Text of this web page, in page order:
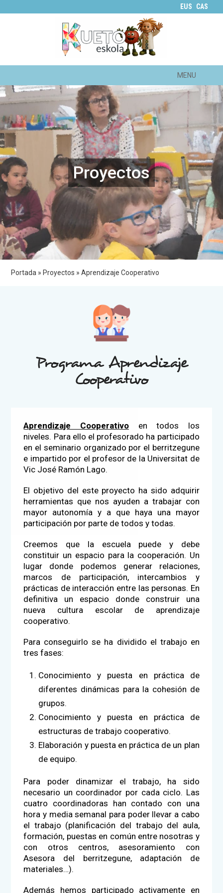
EUS CAS
MENU
Proyectos
Portada » Proyectos »Aprendizaje Cooperativo
Programa Aprendizaje
Cooperativo
Aprendizaje Cooperativoen todos los
niveles. Para ello el profesorado ha participado
en el seminario organizado por el berritzegune
e impartido por el profesor de la Universitat de
Vic José Ramón Lago.
El objetivo del este proyecto ha sido adquirir
herramientas que nos ayuden a trabajar con
mayor autonomía y a que haya una mayor
participación por parte de todos y todas.
Creemos que la escuela puede y debe
constituir un espacio para la cooperación. Un
lugar donde podemos generar relaciones,
marcos de participación, intercambios y
prácticas de interacción entre las personas. En
definitiva un espacio donde construir una
nueva cultura escolar de aprendizaje
cooperativo.
Para conseguirlo se ha dividido el trabajo en
tres fases:
Conocimiento y puesta en práctica de
diferentes dinámicas para la cohesión de
grupos.
Conocimiento y puesta en práctica de
estructuras de trabajo cooperativo.
Elaboración y puesta en práctica de un plan
de equipo.
Para poder dinamizar el trabajo, ha sido
necesario un coordinador por cada ciclo. Las
cuatro coordinadoras han contado con una
hora y media semanal para poder llevar a cabo
el trabajo (planificación del trabajo del aula,
formación, puestas en común entre nosotras y
con otros centros, asesoramiento con
Asesora del berritzegune, adaptación de
materiales…).
Además hemos participado activamente en